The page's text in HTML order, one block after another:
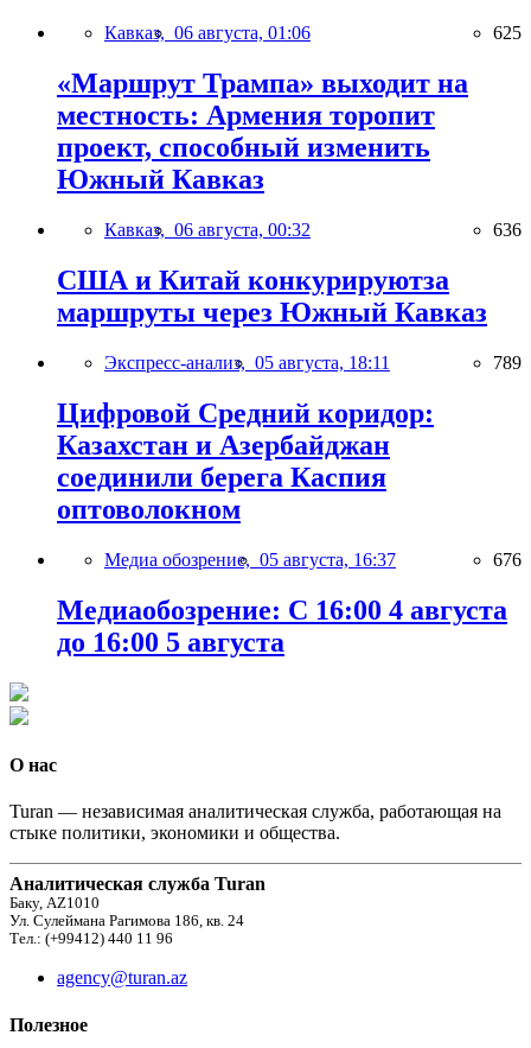
Кавказ, 06 августа, 01:06 625
«Маршрут Трампа» выходит на
местность: Армения торопит
проект, способный изменить
Южный Кавказ
Кавказ, 06 августа, 00:32 636
США и Китай конкурируютза
маршруты через Южный Кавказ
Экспресс-анализ, 05 августа, 18:11 789
Цифровой Средний коридор:
Казахстан и Азербайджан
соединили берега Каспия
оптоволокном
Медиа обозрение, 05 августа, 16:37 676
Медиаобозрение: С 16:00 4 августа
до 16:00 5 августа
О нас
Turan — независимая аналитическая служба, работающая на
стыке политики, экономики и общества.
Аналитическая служба Turan
Баку, AZ1010
Ул. Сулеймана Рагимова 186, кв. 24
Тел.: (+99412) 440 11 96
agency@turan.az
Полезное